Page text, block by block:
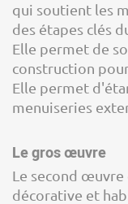
qui soutient les
des étapes clés
Elle permet de
construction
Elle permet
menuiseries
Le gros œuvre
Le second
décorative et